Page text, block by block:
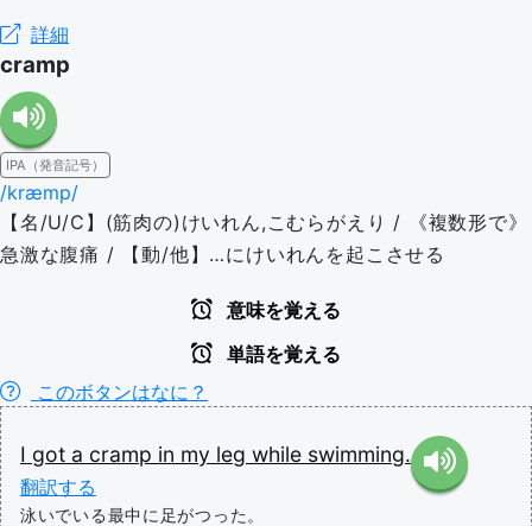
詳細
cramp
IPA（発音記号）
/kræmp/
【名/U/C】(筋肉の)けいれん,こむらがえり / 《複数形で》
急激な腹痛 / 【動/他】…にけいれんを起こさせる
意味を覚える
単語を覚える
このボタンはなに？
I got a cramp in my leg while swimming.
翻訳する
泳いでいる最中に足がつった。